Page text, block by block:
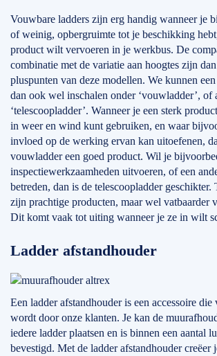
Vouwbare ladders zijn erg handig wanneer je
of weinig, opbergruimte tot je beschikking
product wilt vervoeren in je werkbus. De
combinatie met de variatie aan hoogtes zijn
pluspunten van deze modellen. We kunnen
dan ook wel inschalen onder ‘vouwladder’, of
‘telescoopladder’. Wanneer je een sterk
in weer en wind kunt gebruiken, en waar
invloed op de werking ervan kan uitoefenen,
vouwladder een goed product. Wil je
inspectiewerkzaamheden uitvoeren, of een
betreden, dan is de telescoopladder geschikter.
zijn prachtige producten, maar wel vatbaarder
Dit komt vaak tot uiting wanneer je ze in wilt
Ladder afstandhouder
Een ladder afstandhouder is een accessoire die
wordt door onze klanten. Je kan de
iedere ladder plaatsen en is binnen een aantal
bevestigd. Met de ladder afstandhouder creëer